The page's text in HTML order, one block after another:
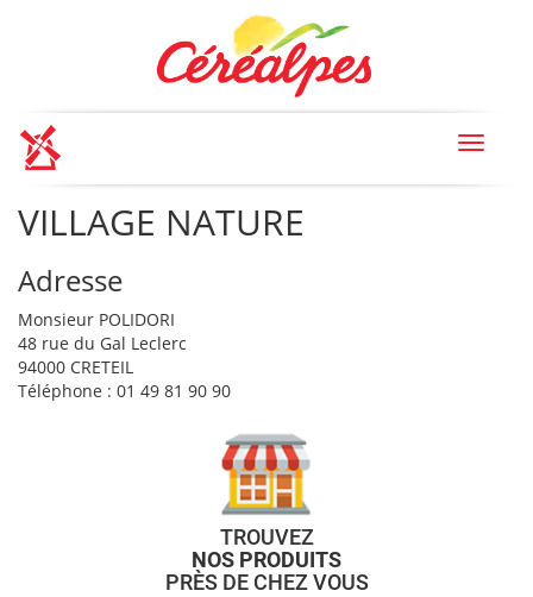
Toggle
VILLAGE NATURE
Adresse
Monsieur POLIDORI
48 rue du Gal Leclerc
94000 CRETEIL
Téléphone : 01 49 81 90 90
TROUVEZ
NOS PRODUITS
PRÈS DE CHEZ VOUS